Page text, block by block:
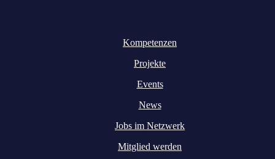
Kompetenzen
Projekte
Events
News
Jobs im Netzwerk
Mitglied werden